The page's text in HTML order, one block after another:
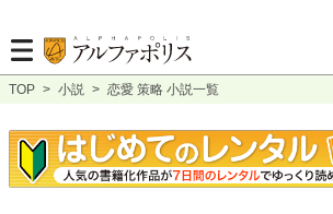
TOP > 小説 > 恋愛 策略 小説一覧